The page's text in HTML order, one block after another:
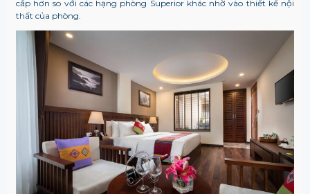
cấp hơn so với các hạng phòng Superior khác nhờ vào thiết kế nội
thất của phòng.